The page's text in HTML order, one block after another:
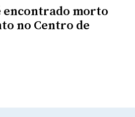
encontrado morto
no Centro de